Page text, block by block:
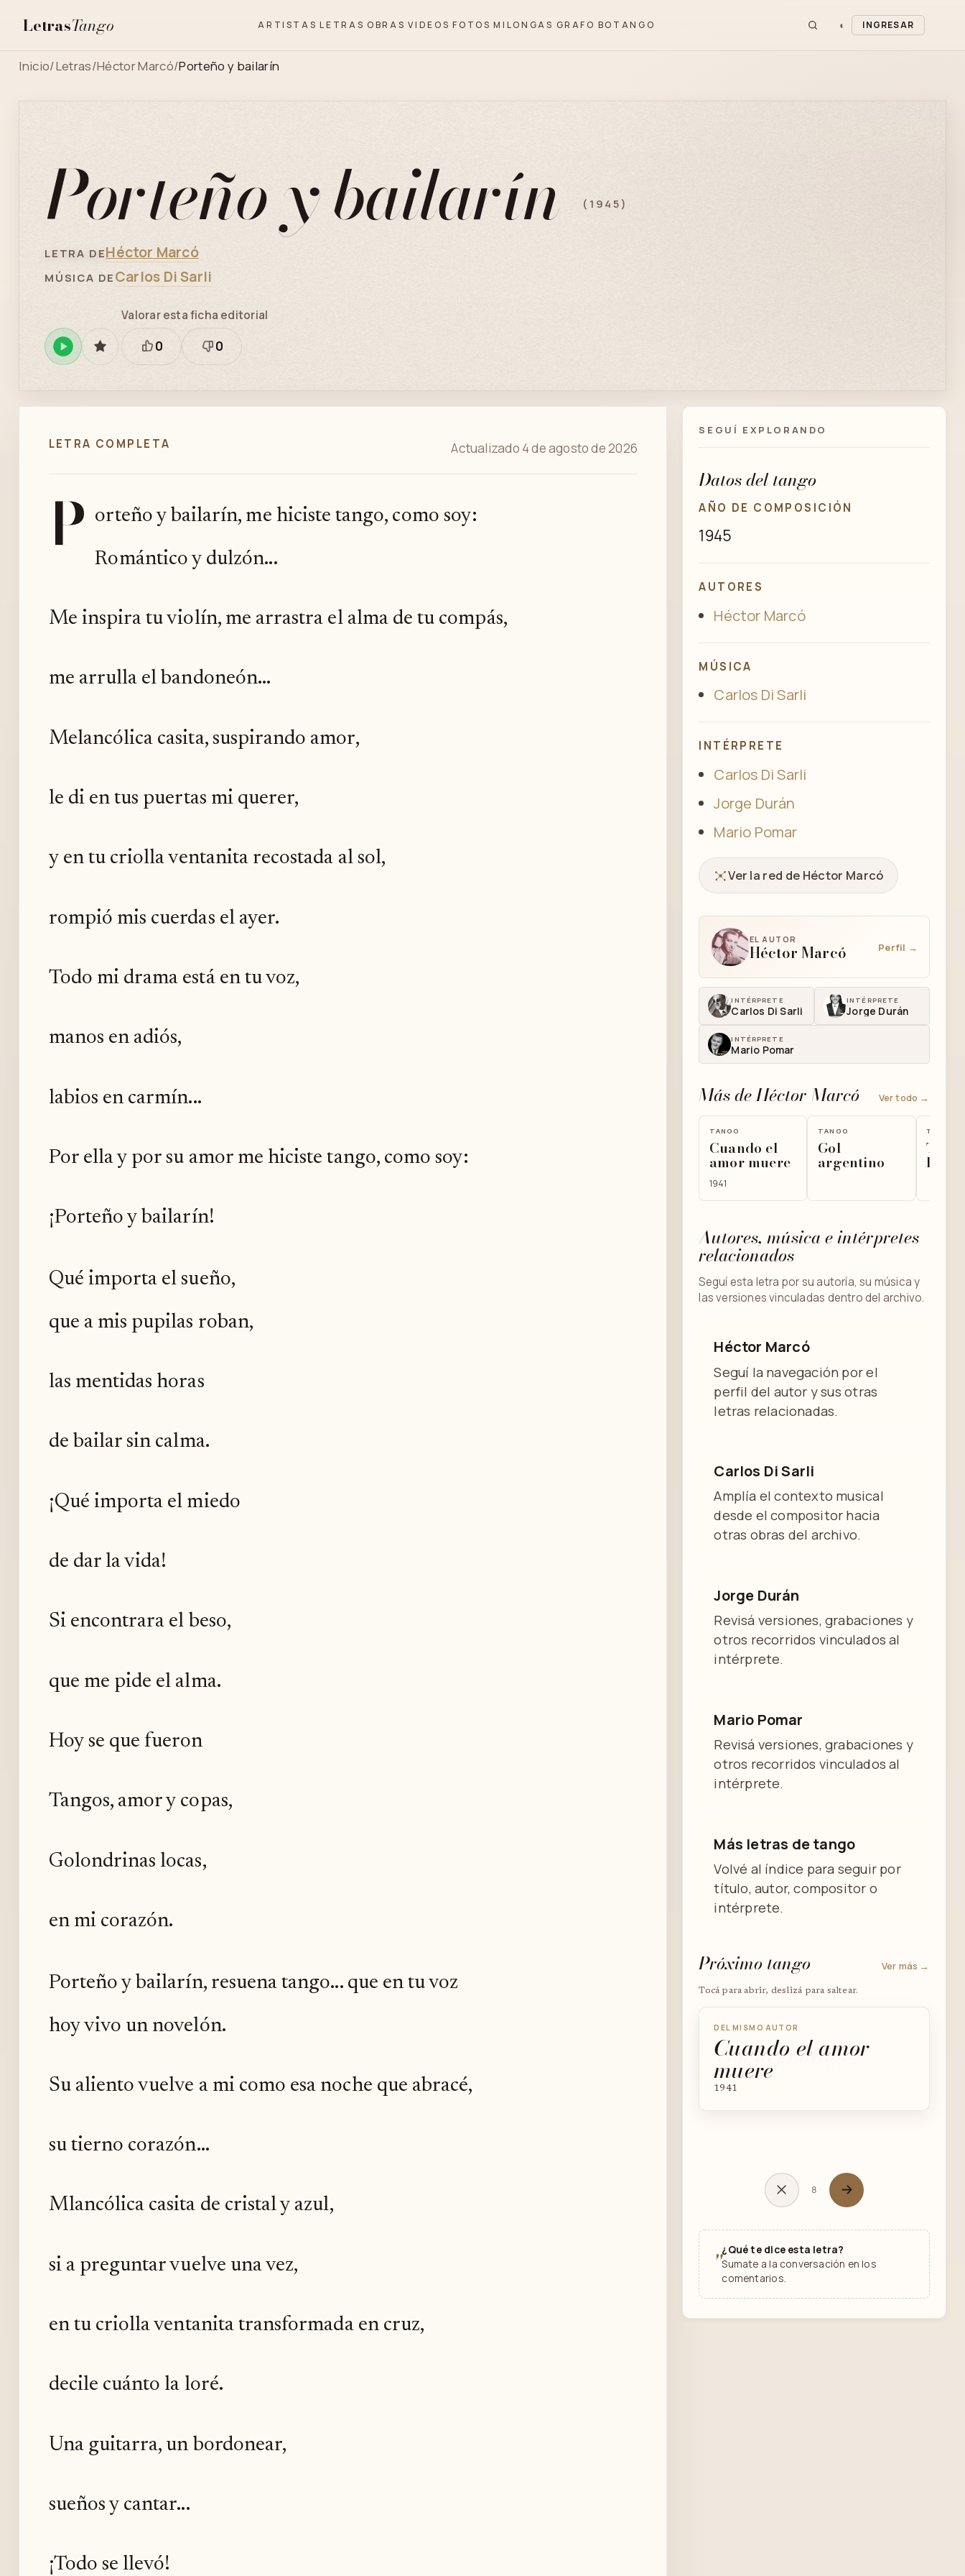
LetrasTango ARTISTAS LETRAS OBRAS VIDEOS FOTOS MILONGAS GRAFO BOTANGO ◐ INGRESAR
Inicio/Letras/Héctor Marcó/Porteño y bailarín
Porteño y bailarín (1945)
LETRA DEHéctor Marcó
MÚSICA DE Carlos Di Sarli
ReproducirGUARDAR
Valorar esta ficha editorial
Está
0
Necesita
0
LETRA COMPLETA Actualizado 4 de agosto de 2026
P orteño y bailarín, me hiciste tango, como soy:
Romántico y dulzón...
Me inspira tu violín, me arrastra el alma de tu compás,
me arrulla el bandoneón...
Melancólica casita, suspirando amor,
le di en tus puertas mi querer,
y en tu criolla ventanita recostada al sol,
rompió mis cuerdas el ayer.
Todo mi drama está en tu voz,
manos en adiós,
labios en carmín...
Por ella y por su amor me hiciste tango, como soy:
¡Porteño y bailarín!
Qué importa el sueño,
que a mis pupilas roban,
las mentidas horas
de bailar sin calma.
¡Qué importa el miedo
de dar la vida!
Si encontrara el beso,
que me pide el alma.
Hoy se que fueron
Tangos, amor y copas,
Golondrinas locas,
en mi corazón.
Porteño y bailarín, resuena tango... que en tu voz
hoy vivo un novelón.
Su aliento vuelve a mi como esa noche que abracé,
su tierno corazón...
Mlancólica casita de cristal y azul,
si a preguntar vuelve una vez,
en tu criolla ventanita transformada en cruz,
decile cuánto la loré.
Una guitarra, un bordonear,
sueños y cantar...
¡Todo se llevó!
SEGUÍ EXPLORANDO
Datos del tango
AÑO DE COMPOSICIÓN
1945
AUTORES
Héctor Marcó
MÚSICA
Carlos Di Sarli
INTÉRPRETE
Carlos Di Sarli
Jorge Durán
Mario Pomar
Ver la red de Héctor Marcó
EL AUTOR
Héctor Marcó Perfil →
INTÉRPRETE
Carlos Di Sarli
INTÉRPRETE
Jorge Durán
INTÉRPRETE
Mario Pomar
Más de Héctor Marcó Ver todo →
TANGO
Cuando el
amor muere
1941
TANGO
Gol
argentino
TANGO
lance
Autores, música e intérpretes
relacionados
Seguí esta letra por su autoría, su música y
las versiones vinculadas dentro del archivo.
Héctor Marcó
Seguí la navegación por el
perfil del autor y sus otras
letras relacionadas.
Carlos Di Sarli
Amplía el contexto musical
desde el compositor hacia
otras obras del archivo.
Jorge Durán
Revisá versiones, grabaciones y
otros recorridos vinculados al
intérprete.
Mario Pomar
Revisá versiones, grabaciones y
otros recorridos vinculados al
intérprete.
Más letras de tango
Volvé al índice para seguir por
título, autor, compositor o
intérprete.
Próximo tango Ver más →
Tocá para abrir, deslizá para saltear.
DEL MISMO AUTOR
Cuando el amor
muere
1941
Gol argentino
DEL MISMO AUTOR
Tirate un lance
8
"¿Qué te dice esta letra?
Sumate a la conversación en los
comentarios.